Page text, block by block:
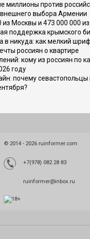
миллионы против
выбора Армении
из Москвы и 473 000 000
поддержка крымского
в никуда: как мелкий
россиян о квартире
кому из россиян по
году
почему севастопольцы
© 2014 - 2026 ruinformer.com
+7(978) 082 28 83
ruinformer@inbox.ru